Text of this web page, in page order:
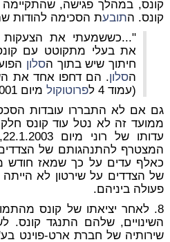
קונס, במהלך פגישה, שהתקיימה
קונס. התובעת הסכימה להודות
"...כששמעתי את הצעקות
את בעלי מתקוטט עם
חיתוך שיש בתוך הסלון
הסלון. הם דחפו אחד את
(עמוד 4 ל
פרוטוקולמיום 9.12.2001).
גם אם לא התבררו עובדות
ממועד זה לא נטל עוד קונס
עדותו של רוני מיום 22.1.2003,
המצטרף להתנהגותם של
של הצדדים על שירטון לא
פעולה ביניהם.
8. לאחר יציאתו של קונס מהתמונה, החלה ה
השינויים, שלהם התנגד
שירותיה של חברת ארט-פוינט